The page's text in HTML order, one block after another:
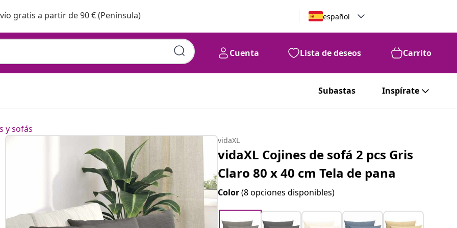
gratis a partir de 90 € (Península) español
Cuenta Lista de deseos Carrito
Subastas Inspírate
y sofás
vidaXL
vidaXL Cojines de sofá 2 pcs Gris
Claro 80 x 40 cm Tela de pana
Color(8 opciones disponibles)